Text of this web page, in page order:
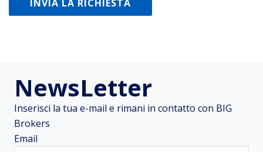
NewsLetter
Inserisci la tua e-mail e rimani in contatto con BIG
Brokers
Email